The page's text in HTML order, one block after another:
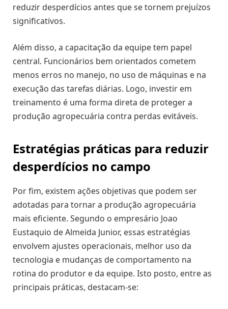
reduzir desperdícios antes que se tornem prejuízos
significativos.
Além disso, a capacitação da equipe tem papel
central. Funcionários bem orientados cometem
menos erros no manejo, no uso de máquinas e na
execução das tarefas diárias. Logo, investir em
treinamento é uma forma direta de proteger a
produção agropecuária contra perdas evitáveis.
Estratégias práticas para reduzir
desperdícios no campo
Por fim, existem ações objetivas que podem ser
adotadas para tornar a produção agropecuária
mais eficiente. Segundo o empresário Joao
Eustaquio de Almeida Junior, essas estratégias
envolvem ajustes operacionais, melhor uso da
tecnologia e mudanças de comportamento na
rotina do produtor e da equipe. Isto posto, entre as
principais práticas, destacam-se: